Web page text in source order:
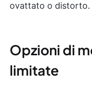
ovattato o distorto.
Opzioni di
limitate